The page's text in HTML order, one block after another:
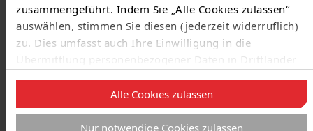
zusammengeführt. Indem Sie „Alle Cookies zulassen“
auswählen, stimmen Sie diesen (jederzeit widerruflich)
zu. Dies umfasst auch Ihre Einwilligung in die
Übermittlung personenbezogener Daten in Drittländer
wie die USA nach Art. 49 Abs. 1 lit. a) DSGVO
. Eine
entsprechend erteilte Einwilligung kann jederzeit
widerrufen werden. Nähere Informationen zu allem
Alle Cookies zulassen
Nur notwendige Cookies zulassen
Ansprechpartner Hausanschluss Strom
Zur Ansicht Ihres Ansprechpartners geben Sie einfach
Ihren Ort oder die Postleitzahl in das Suchfeld ein.